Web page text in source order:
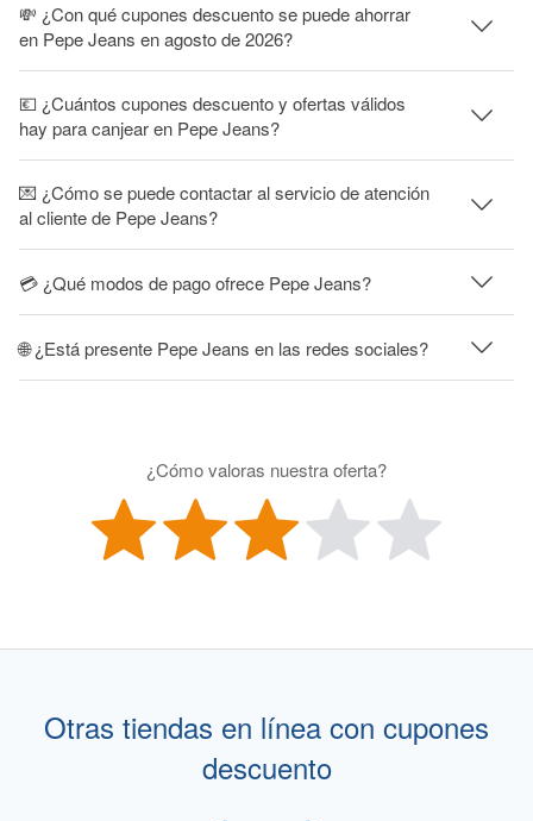
💸 ¿Con qué cupones descuento se puede ahorrar
en Pepe Jeans en agosto de 2026?
💶 ¿Cuántos cupones descuento y ofertas válidos
hay para canjear en Pepe Jeans?
💌 ¿Cómo se puede contactar al servicio de atención
al cliente de Pepe Jeans?
💳 ¿Qué modos de pago ofrece Pepe Jeans?
🌐 ¿Está presente Pepe Jeans en las redes sociales?
¿Cómo valoras nuestra oferta?
Otras tiendas en línea con cupones
descuento